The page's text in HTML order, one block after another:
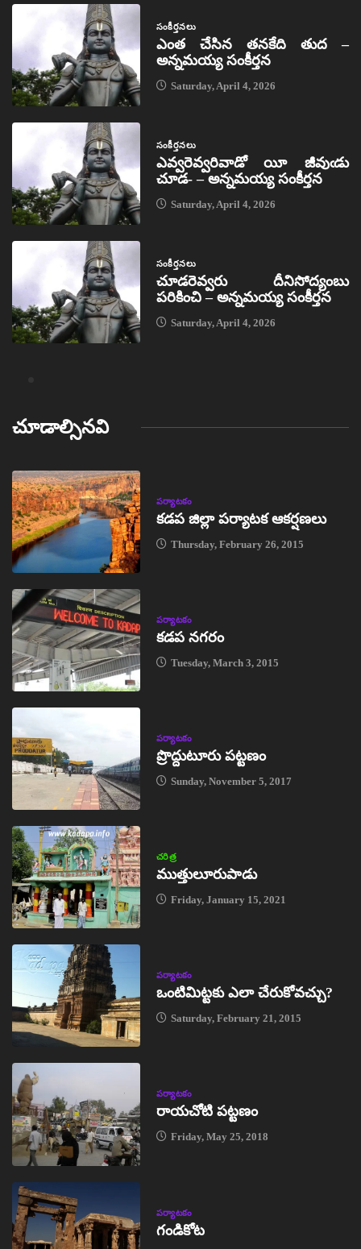
సంకీర్తనలు
ఎంత చేసిన తనకేది తుద –
అన్నమయ్య సంకీర్తన
Saturday, April 4, 2026
సంకీర్తనలు
ఎవ్వరెవ్వరివాడో యీ జీవుఁడు
చూడ- – అన్నమయ్య సంకీర్తన
Saturday, April 4, 2026
సంకీర్తనలు
చూడరెవ్వరు దీనిసోద్యంబు
పరికించి – అన్నమయ్య సంకీర్తన
Saturday, April 4, 2026
చూడాల్సినవి
పర్యాటకం
కడప జిల్లా పర్యాటక ఆకర్షణలు
Thursday, February 26, 2015
పర్యాటకం
కడప నగరం
Tuesday, March 3, 2015
పర్యాటకం
ప్రొద్దుటూరు పట్టణం
Sunday, November 5, 2017
చరిత్ర
ముత్తులూరుపాడు
Friday, January 15, 2021
పర్యాటకం
ఒంటిమిట్టకు ఎలా చేరుకోవచ్చు?
Saturday, February 21, 2015
పర్యాటకం
రాయచోటి పట్టణం
Friday, May 25, 2018
పర్యాటకం
గండికోట